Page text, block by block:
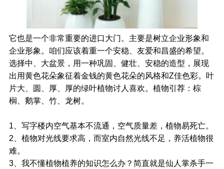
它也是一个非常重要的进口大门。主要是树立企业形象和
企业形象。咱们应该着重一个安稳、友爱和昌盛的希望。
选择中、大盆景，用一种巩固、健壮、安稳的造型，展现
出用黄色花朵象征着金钱的黄色花朵的风格和Z佳色彩。叶
片大、圆、厚、厚的绿叶植物讨人喜欢。植物引荐：棕
榈、鹅掌、竹、龙树。
1、写字楼内空气基本不流通，空气质量差，植物易死亡。
2、植物对光线要求高，而室内自然光线不足，养活植物很
难。
3、我不懂植物植养的知识怎么办？简直就是仙人掌杀手一